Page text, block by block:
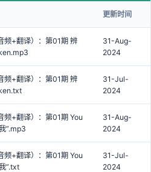
更新时间
频+翻译）：第01期 辨
31-Aug-
2024
频+翻译）：第01期 辨
31-Jul-
2024
频+翻译）：第01期 You
”.mp3
31-Aug-
2024
频+翻译）：第01期 You
”.txt
31-Jul-
2024